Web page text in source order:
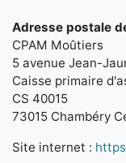
Adresse postale
CPAM Moûtiers
5 avenue Jean-
Caisse primaire
CS 40015
73015 Chambéry
Site internet :